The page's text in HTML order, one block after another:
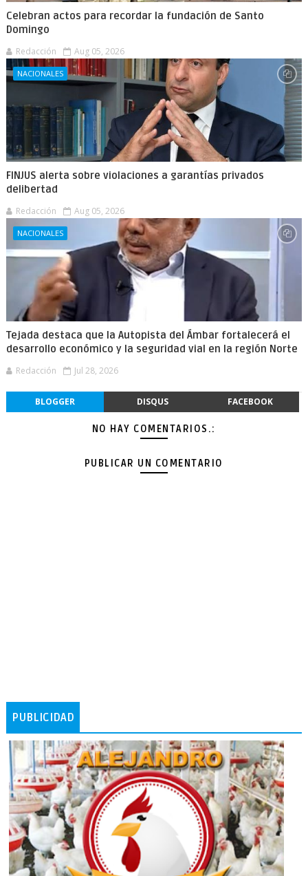
Celebran actos para recordar la fundación de Santo
Domingo
Redacción Aug 05, 2026
NACIONALES
FINJUS alerta sobre violaciones a garantías privados
delibertad
Redacción Aug 05, 2026
NACIONALES
Tejada destaca que la Autopista del Ámbar fortalecerá el
desarrollo económico y la seguridad vial en la región Norte
Redacción Jul 28, 2026
BLOGGER DISQUS FACEBOOK
NO HAY COMENTARIOS.:
PUBLICAR UN COMENTARIO
PUBLICIDAD